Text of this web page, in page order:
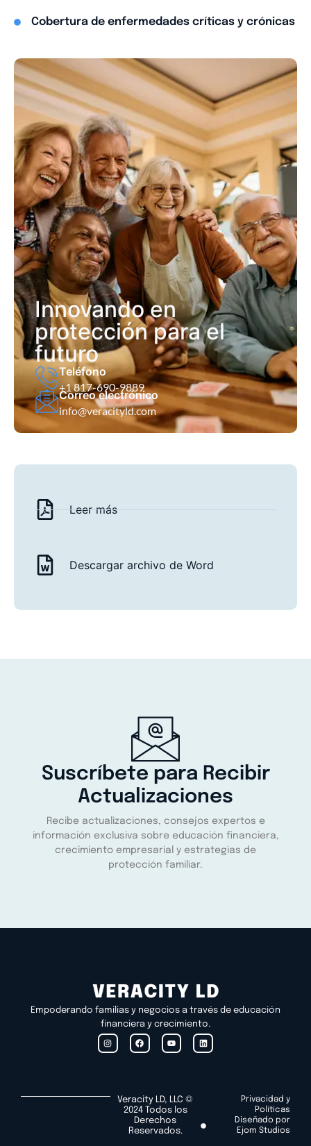
Cobertura de enfermedades críticas y crónicas
Innovando en
protección para el
futuro
Teléfono
+1 817-690-9889
Correo electrónico
info@veracityld.com
Leer más
Descargar archivo de Word
Suscríbete para Recibir
Actualizaciones
Recibe actualizaciones, consejos expertos e
información exclusiva sobre educación financiera,
crecimiento empresarial y estrategias de
protección familiar.
Empoderando familias y negocios a través de educación
financiera y crecimiento.
Veracity LD, LLC ©
2024 Todos los
Derechos
Reservados.
Privacidad y
Políticas
Diseñado por
Ejom Studios